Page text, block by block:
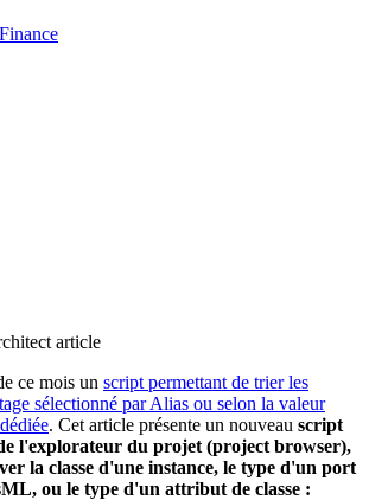
ce mois un script permettant de trier les
sélectionné par Alias ou selon la valeur
. Cet article présente un nouveau script
l'explorateur du projet (project browser),
la classe d'une instance, le type d'un port
ou le type d'un attribut de classe :